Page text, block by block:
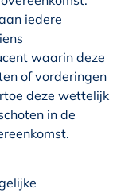
iedere
waarin deze
of vorderingen
deze wettelijk
in de